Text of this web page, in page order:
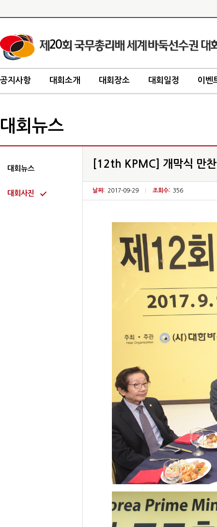
20
공지사항 대회소개 대회장소 대회일정 이벤
대회뉴스
대회뉴스
대회사진
[12th KPMC] 개막식 만
날짜: 2017-09-29 조회수: 356